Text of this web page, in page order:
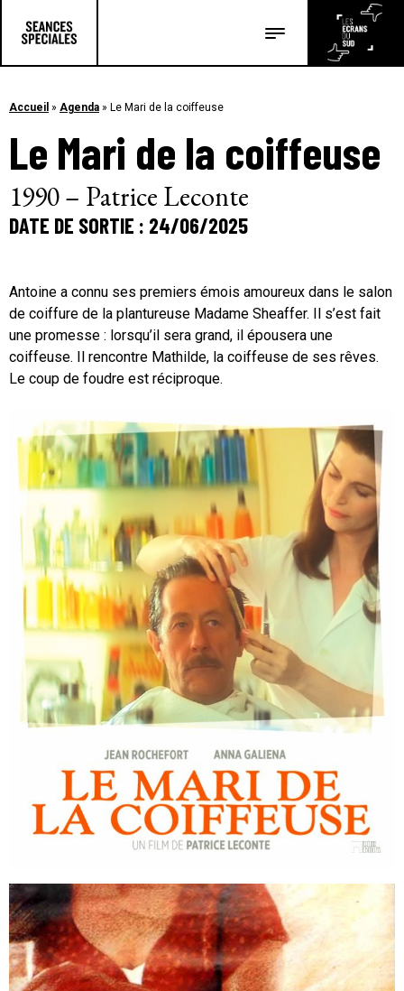
Les articles
Accueil » Agenda » Le Mari de la coiffeuse
Le Mari de la coiffeuse
1990 – Patrice Leconte
DATE DE SORTIE : 24/06/2025
Antoine a connu ses premiers émois amoureux dans le salon
de coiffure de la plantureuse Madame Sheaffer. Il s’est fait
une promesse : lorsqu’il sera grand, il épousera une
coiffeuse. Il rencontre Mathilde, la coiffeuse de ses rêves.
Le coup de foudre est réciproque.